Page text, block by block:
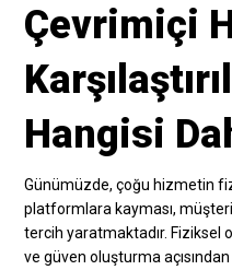
Çevrimiçi
Hangisi
Günümüzde, çoğu hizmetin
platformlara kayması,
tercih yaratmaktadır. Fiziksel
ve güven oluşturma